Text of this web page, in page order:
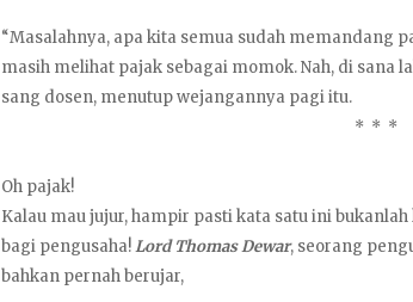
“Masalahnya, apa kita semua sudah memandang
masih melihat pajak sebagai momok. Nah, di sana
sang dosen, menutup wejangannya pagi itu.
* * *
Oh pajak!
Kalau mau jujur, hampir pasti kata satu ini
bagi pengusaha!Lord Thomas Dewar, seorang
bahkan pernah berujar,